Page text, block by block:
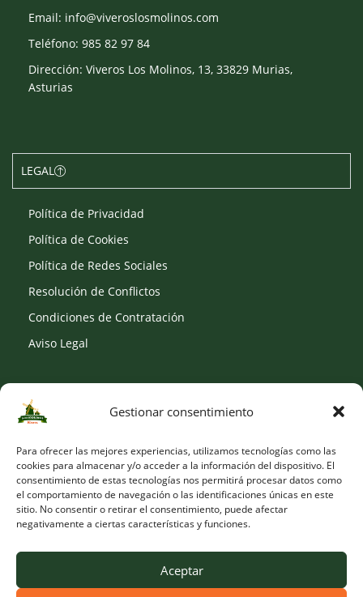
Gestionar consentimiento
Para ofrecer las mejores experiencias, utilizamos tecnologías como las
cookies para almacenar y/o acceder a la información del dispositivo. El
consentimiento de estas tecnologías nos permitirá procesar datos como
el comportamiento de navegación o las identificaciones únicas en este
sitio. No consentir o retirar el consentimiento, puede afectar
negativamente a ciertas características y funciones.
Aceptar
Email: info@viveroslosmolinos.com
Teléfono: 985 82 97 84
Dirección: Viveros Los Molinos, 13, 33829 Murias,
Asturias
LEGAL
Política de Privacidad
Política de Cookies
Política de Redes Sociales
Resolución de Conflictos
Condiciones de Contratación
Aviso Legal
SOCIAL